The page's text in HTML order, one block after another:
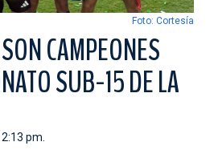
Foto: Cortesía
CAMPEONES
SUB-15 DE LA
pm.